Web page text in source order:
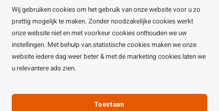
Wij gebruiken cookies om het gebruik van onze website voor u zo
prettig mogelijk te maken. Zonder noodzakelijke cookies werkt
onze website niet en met voorkeur cookies onthouden we uw
instellingen. Met behulp van statistische cookies maken we onze
website iedere dag weer beter & met de marketing cookies laten we
u relevantere ads zien.
Toestaan